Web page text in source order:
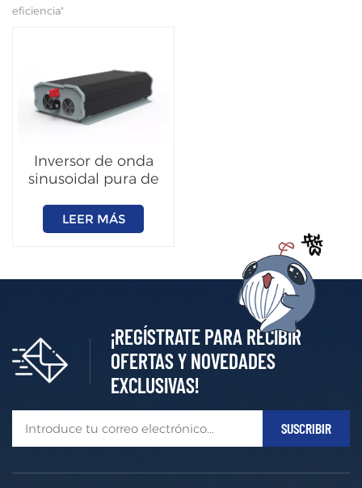
eficiencia"
Inversor de onda
sinusoidal pura de
LEER MÁS
¡REGÍSTRATE PARA RECIBIR
OFERTAS Y NOVEDADES
EXCLUSIVAS!